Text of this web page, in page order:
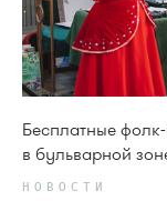
Бесплатные
в бульварной
НОВОСТИ